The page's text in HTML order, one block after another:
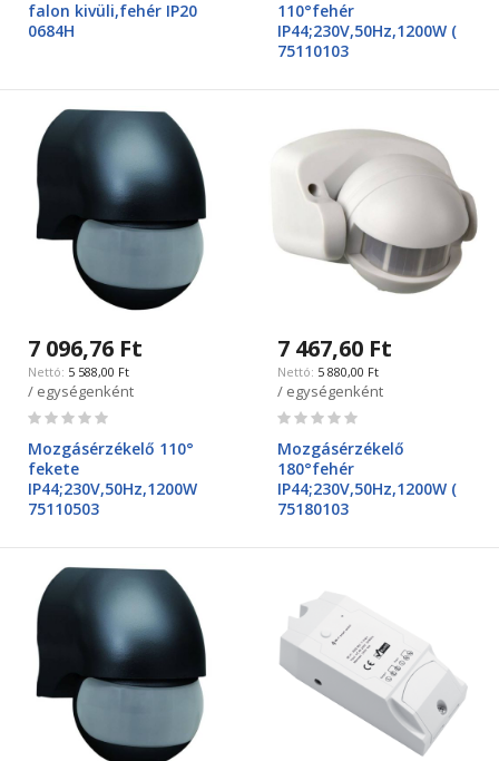
falon kivüli,fehér IP20
0684H
110°fehér
IP44;230V,50Hz,1200W (
75110103
7 096,76 Ft
5 588,00 Ft
/ egységenként
Rating:
Mozgásérzékelő 110°
fekete
IP44;230V,50Hz,1200W
75110503
7 467,60 Ft
5 880,00 Ft
/ egységenként
Rating:
Mozgásérzékelő
180°fehér
IP44;230V,50Hz,1200W (
75180103